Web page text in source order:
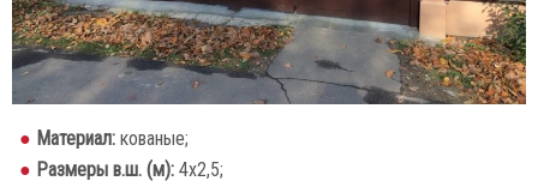
Материал: кованые;
Размеры в.ш. (м): 4х2,5;